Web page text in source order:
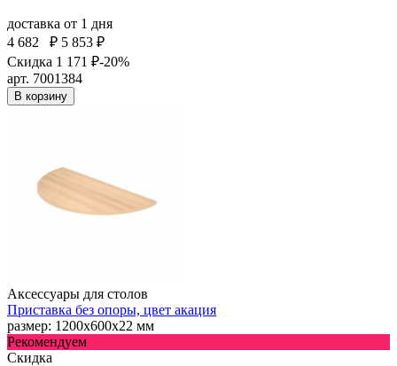
доставка от 1 дня
4 682
₽ 5 853 ₽
Скидка 1 171 ₽-20%
арт. 7001384
В корзину
Аксессуары для столов
Приставка без опоры, цвет акация
размер: 1200х600х22 мм
Рекомендуем
Скидка